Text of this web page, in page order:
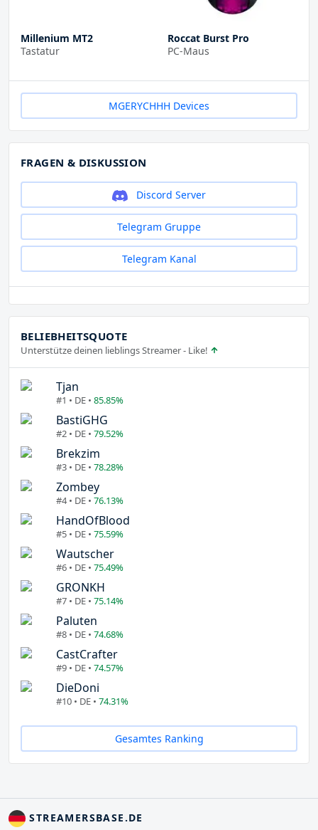
Millenium MT2
Tastatur
Roccat Burst Pro
PC-Maus
MGERYCHHH Devices
FRAGEN & DISKUSSION
Discord Server
Telegram Gruppe
Telegram Kanal
BELIEBHEITSQUOTE
Unterstütze deinen lieblings Streamer - Like!
Tjan
#1 • DE • 85.85%
BastiGHG
#2 • DE • 79.52%
Brekzim
#3 • DE • 78.28%
Zombey
#4 • DE • 76.13%
HandOfBlood
#5 • DE • 75.59%
Wautscher
#6 • DE • 75.49%
GRONKH
#7 • DE • 75.14%
Paluten
#8 • DE • 74.68%
CastCrafter
#9 • DE • 74.57%
DieDoni
#10 • DE • 74.31%
Gesamtes Ranking
STREAMERSBASE.DE